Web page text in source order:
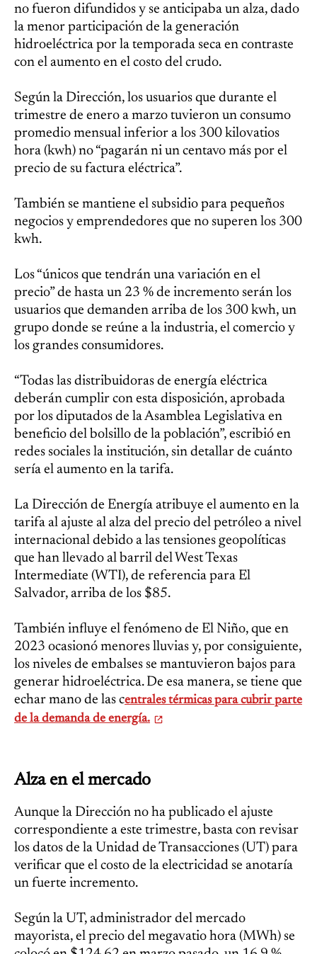
no fueron difundidos y se anticipaba un alza, dado
la menor participación de la generación
hidroeléctrica por la temporada seca en contraste
con el aumento en el costo del crudo.
Según la Dirección, los usuarios que durante el
trimestre de enero a marzo tuvieron un consumo
promedio mensual inferior a los 300 kilovatios
hora (kwh) no “pagarán ni un centavo más por el
precio de su factura eléctrica”.
También se mantiene el subsidio para pequeños
negocios y emprendedores que no superen los 300
kwh.
Los “únicos que tendrán una variación en el
precio” de hasta un 23 % de incremento serán los
usuarios que demanden arriba de los 300 kwh, un
grupo donde se reúne a la industria, el comercio y
los grandes consumidores.
“Todas las distribuidoras de energía eléctrica
deberán cumplir con esta disposición, aprobada
por los diputados de la Asamblea Legislativa en
beneficio del bolsillo de la población”, escribió en
redes sociales la institución, sin detallar de cuánto
sería el aumento en la tarifa.
La Dirección de Energía atribuye el aumento en la
tarifa al ajuste al alza del precio del petróleo a nivel
internacional debido a las tensiones geopolíticas
que han llevado al barril del West Texas
Intermediate (WTI), de referencia para El
Salvador, arriba de los $85.
También influye el fenómeno de El Niño, que en
2023 ocasionó menores lluvias y, por consiguiente,
los niveles de embalses se mantuvieron bajos para
generar hidroeléctrica. De esa manera, se tiene que
echar mano de las centrales térmicas para cubrir parte
de la demanda de energía.
Alza en el mercado
Aunque la Dirección no ha publicado el ajuste
correspondiente a este trimestre, basta con revisar
los datos de la Unidad de Transacciones (UT) para
verificar que el costo de la electricidad se anotaría
un fuerte incremento.
Según la UT, administrador del mercado
mayorista, el precio del megavatio hora (MWh) se